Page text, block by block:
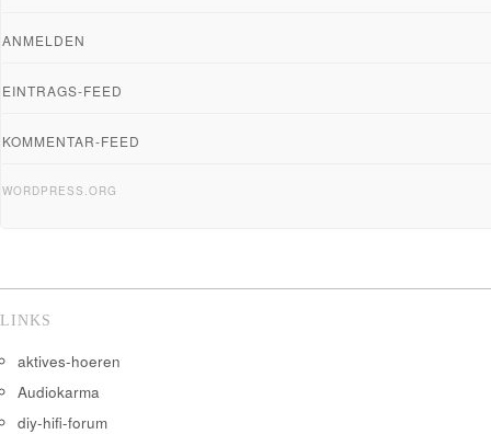
ANMELDEN
EINTRAGS-FEED
KOMMENTAR-FEED
WORDPRESS.ORG
LINKS
aktives-hoeren
Audiokarma
diy-hifi-forum